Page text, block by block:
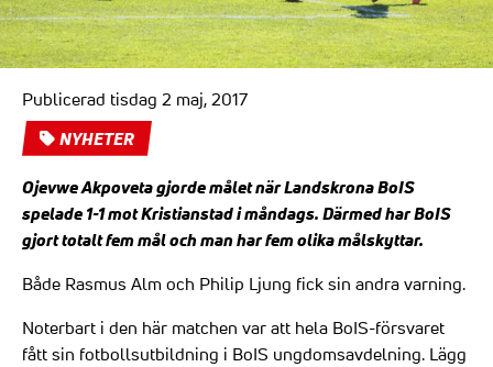
Publicerad tisdag 2 maj, 2017
NYHETER
Ojevwe Akpoveta gjorde målet när Landskrona BoIS
spelade 1-1 mot Kristianstad i måndags. Därmed har BoIS
gjort totalt fem mål och man har fem olika målskyttar.
Både Rasmus Alm och Philip Ljung fick sin andra varning.
Noterbart i den här matchen var att hela BoIS-försvaret
fått sin fotbollsutbildning i BoIS ungdomsavdelning. Lägg